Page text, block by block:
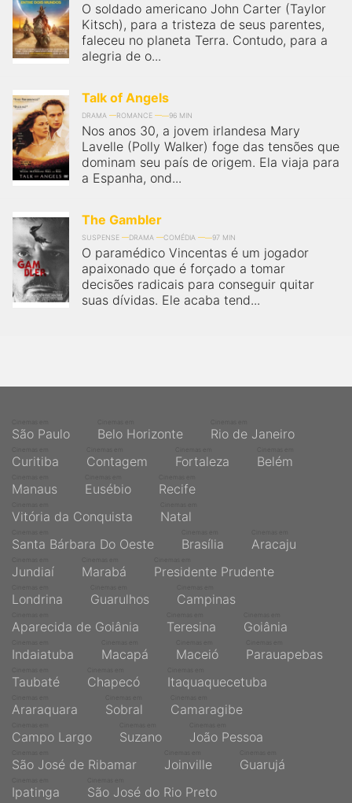
O soldado americano John Carter (Taylor
Kitsch), para a tristeza de seus parentes,
faleceu no planeta Terra. Contudo, para a
alegria de o...
Talk of Angels
DRAMA ROMANCE 96 MIN
Nos anos 30, a jovem irlandesa Mary
Lavelle (Polly Walker) foge das tensões que
dominam seu país de origem. Ela viaja para
a Espanha, ond...
The Gambler
SUSPENSE DRAMA COMÉDIA 97 MIN
O paramédico Vincentas é um jogador
apaixonado que é forçado a tomar
decisões radicais para conseguir quitar
suas dívidas. Ele acaba tend...
São Paulo Belo Horizonte Rio de Janeiro
Curitiba Contagem Fortaleza Belém
Manaus Eusébio Recife
Vitória da Conquista Natal
Santa Bárbara Do Oeste Brasília Aracaju
Jundiaí Marabá Presidente Prudente
Londrina Guarulhos Campinas
Aparecida de Goiânia Teresina Goiânia
Indaiatuba Macapá Maceió Parauapebas
Taubaté Chapecó Itaquaquecetuba
Araraquara Sobral Camaragibe
Campo Largo Suzano João Pessoa
São José de Ribamar Joinville Guarujá
Ipatinga São José do Rio Preto